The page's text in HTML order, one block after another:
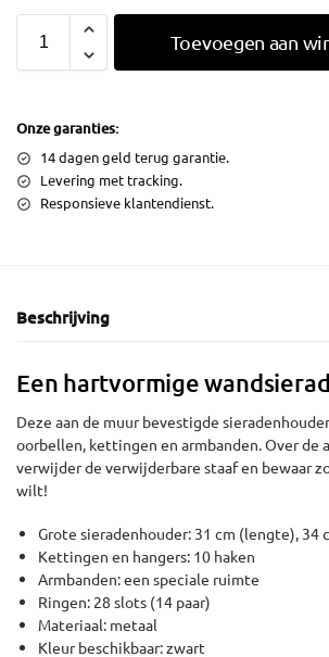
Toevoegen aan
Onze garanties:
14 dagen geld terug garantie.
Levering met tracking.
Responsieve klantendienst.
Beschrijving
Een hartvormige
Deze aan de muur bevestigde
oorbellen, kettingen en armbanden. Over de
verwijder de verwijderbare staaf en bewaar
wilt!
Grote sieradenhouder: 31 cm (lengte), 34
Kettingen en hangers: 10 haken
Armbanden: een speciale ruimte
Ringen: 28 slots (14 paar)
Materiaal: metaal
Kleur beschikbaar: zwart